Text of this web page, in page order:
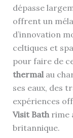
dépasse
offrent un
d’innovation
celtiques et
pour faire de
thermalau
ses eaux, des
expériences
Visit Bathrime
britannique.